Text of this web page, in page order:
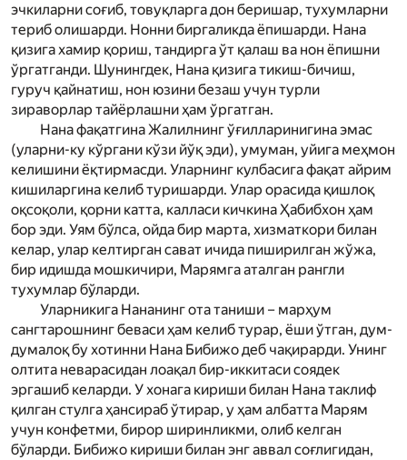
эчкиларни соғиб, товуқларга дон беришар, тухумларни
териб олишарди. Нонни биргаликда ёпишарди. Нана
қизига хамир қориш, тандирга ўт қалаш ва нон ёпишни
ўргатганди. Шунингдек, Нана қизига тикиш-бичиш,
гуруч қайнатиш, нон юзини безаш учун турли
зираворлар тайёрлашни ҳам ўргатган.
Нана фақатгина Жалилнинг ўғилларинигина эмас
(уларни-ку кўргани кўзи йўқ эди), умуман, уйига меҳмон
келишини ёқтирмасди. Уларнинг кулбасига фақат айрим
кишиларгина келиб туришарди. Улар орасида қишлоқ
оқсоқоли, қорни катта, калласи кичкина Ҳабибхон ҳам
бор эди. Уям бўлса, ойда бир марта, хизматкори билан
келар, улар келтирган сават ичида пиширилган жўжа,
бир идишда мошкичири, Мар­ямга аталган рангли
тухумлар бўларди.
Уларникига Нананинг ота таниши – марҳум
сангтарошнинг беваси ҳам келиб турар, ёши ўтган, дум-
думалоқ бу хотинни Нана Бибижо деб чақирарди. Унинг
олтита неварасидан лоақал бир-иккитаси соядек
эргашиб келарди. У хонага кириши билан Нана таклиф
қилган стулга ҳансираб ўтирар, у ҳам албатта Мар­ям
учун конфетми, бирор ширинликми, олиб келган
бўларди. Бибижо кириши билан энг аввал соғлигидан,